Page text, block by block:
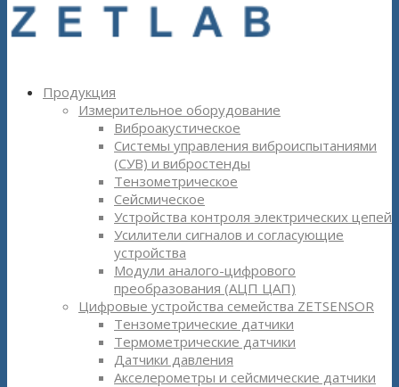
Продукция
Измерительное оборудование
Виброакустическое
Системы управления виброиспытаниями
(СУВ) и вибростенды
Тензометрическое
Сейсмическое
Устройства контроля электрических цепей
Усилители сигналов и согласующие
устройства
Модули аналого-цифрового
преобразования (АЦП ЦАП)
Цифровые устройства семейства ZETSENSOR
Тензометрические датчики
Термометрические датчики
Датчики давления
Акселерометры и сейсмические датчики